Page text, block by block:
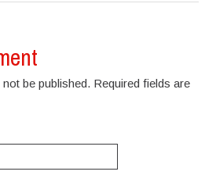
be published. Required fields are